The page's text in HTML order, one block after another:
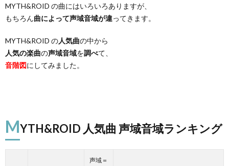
MYTH&ROID の曲にはいろいろありますが、
もちろん曲によって声域音域が違ってきます。
MYTH&ROID の人気曲の中から
人気の楽曲の声域音域を調べて、
音階図にしてみました。
MYTH&ROID 人気曲 声域音域ランキング
声域＝